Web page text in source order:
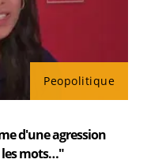
Peopolitique
d'une agression
les mots…"